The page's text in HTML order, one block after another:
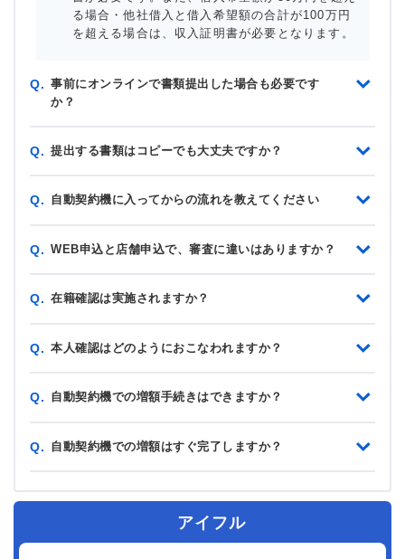
る場合・他社借入と借入希望額の合計が100万円
を超える場合は、収入証明書が必要となります。
Q. 事前にオンラインで書類提出した場合も必要です
か？
Q. 提出する書類はコピーでも大丈夫ですか？
Q. 自動契約機に入ってからの流れを教えてください
Q. WEB申込と店舗申込で、審査に違いはありますか？
Q. 在籍確認は実施されますか？
Q. 本人確認はどのようにおこなわれますか？
Q. 自動契約機での増額手続きはできますか？
Q. 自動契約機での増額はすぐ完了しますか？
アイフル